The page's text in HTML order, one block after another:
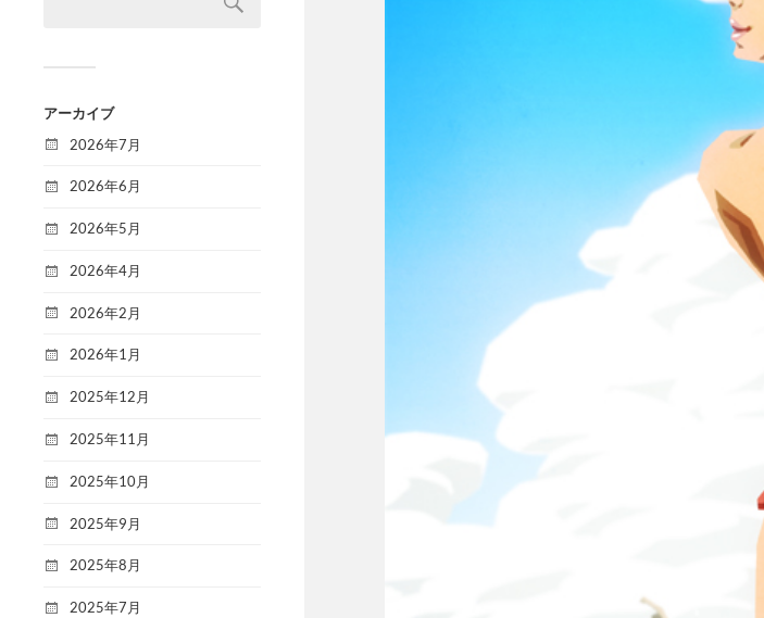
アーカイブ
2026年7月
2026年6月
2026年5月
2026年4月
2026年2月
2026年1月
2025年12月
2025年11月
2025年10月
2025年9月
2025年8月
2025年7月